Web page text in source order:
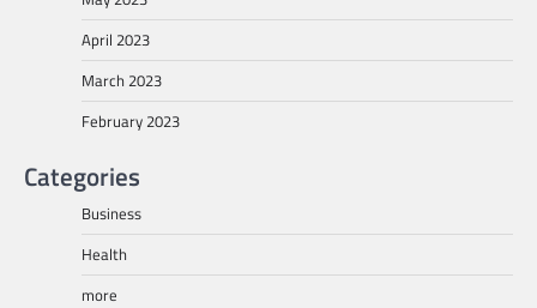
April 2023
March 2023
February 2023
Categories
Business
Health
more